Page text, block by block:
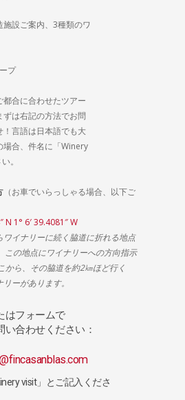
施設ご案内、3種類のワ
プ
合に合わせたツアー
は右記の方法でお問
！言語は日本語でも大
場合、件名に「Winery
。
（お車でいらっしゃる場合、以下ご
N 1° 6′ 39.4081″ W
イナリーに続く脇道に折れる地点
この地点にワイナリーへの方向指示
から、その脇道を約2㎞ほど行く
ーがあります。
はフォームで
い合わせください：
visit」とご記入くださ